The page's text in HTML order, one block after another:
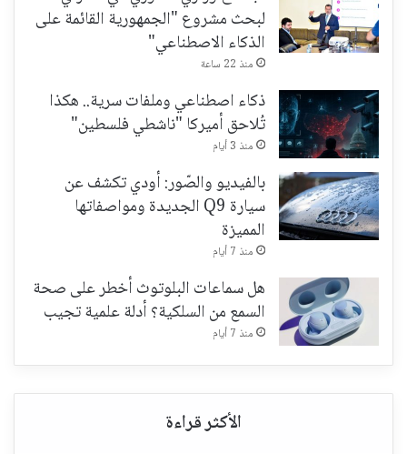
لبحث مشروع "الجمهورية القائمة على
الذكاء الاصطناعي"
منذ 22 ساعة
ذكاء اصطناعي وملفات سرية.. هكذا
تُلاحق أميركا "ناشطي فلسطين"
منذ 3 أيام
بالفيديو والصّور: أودي تكشف عن
سيارة Q9 الجديدة ومواصفاتها
المميزة
منذ 7 أيام
هل سماعات البلوتوث أخطر على صحة
السمع من السلكية؟ أدلة علمية تجيب
منذ 7 أيام